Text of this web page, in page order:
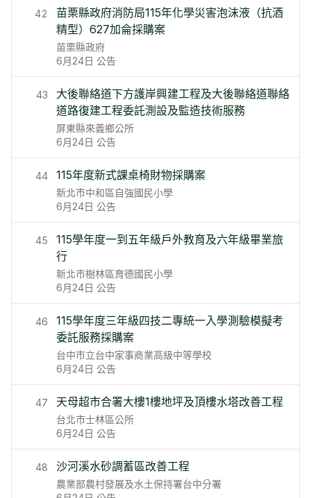
42
苗栗縣政府消防局115年化學災害泡沫液（抗酒
精型）627加侖採購案
苗栗縣政府
6月24日 公告
43
大後聯絡道下方護岸興建工程及大後聯絡道聯絡
道路復建工程委託測設及監造技術服務
屏東縣來義鄉公所
6月24日 公告
44 115年度新式課桌椅財物採購案
新北市中和區自強國民小學
6月24日 公告
45
115學年度一到五年級戶外教育及六年級畢業旅
行
新北市樹林區育德國民小學
6月24日 公告
46
115學年度三年級四技二專統一入學測驗模擬考
委託服務採購案
台中市立台中家事商業高級中等學校
6月24日 公告
47 天母超市合署大樓1樓地坪及頂樓水塔改善工程
台北市士林區公所
6月24日 公告
48 沙河溪水砂調蓄區改善工程
農業部農村發展及水土保持署台中分署